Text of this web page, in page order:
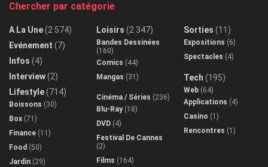
Chercher par catégorie
A La Une(2 574)
Evénement (7)
Infos (4)
Interview(2)
Lifestyle(714)
Boissons (30)
Box (71)
Finance (11)
Food (50)
Jardin (29)
Loisirs (2 347)
Bandes Dessinées
(160)
Comics (44)
Mangas (31)
Cinéma / Séries (236)
Blu-Ray(18)
DVD (4)
Festival De Cannes
(2)
Films (164)
Sorties (11)
Expositions (6)
Spectacles (4)
Tech (195)
Web (64)
Applications (4)
Casino (1)
Rencontres (1)